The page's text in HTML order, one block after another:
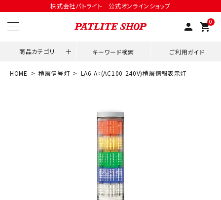
株式会社パトライト 公式オンラインショップ
person 0
shopping_cart
商品カテゴリ キーワード検索 ご利用ガイド
会員登録
HOME 積層信号灯 LA6-A：(AC100-240V)積層情報表示灯